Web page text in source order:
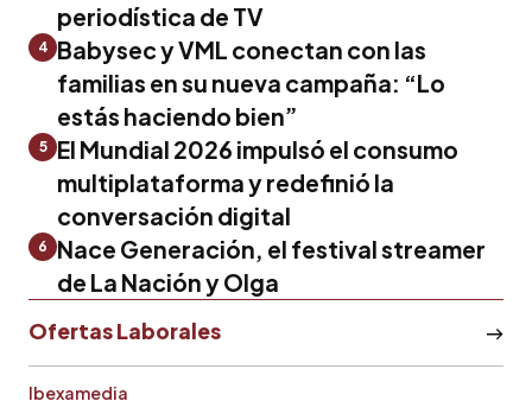
periodística de TV
4 Babysec y VML conectan con las
familias en su nueva campaña: “Lo
estás haciendo bien”
5
El Mundial 2026 impulsó el consumo
multiplataforma y redefinió la
conversación digital
6
Nace Generación, el festival streamer
de La Nación y Olga
Ofertas Laborales
Ibexamedia